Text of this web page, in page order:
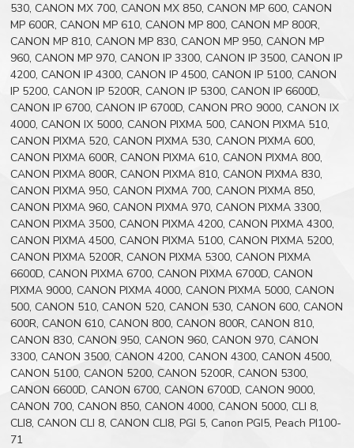
530, CANON MX 700, CANON MX 850, CANON MP 600, CANON
MP 600R, CANON MP 610, CANON MP 800, CANON MP 800R,
CANON MP 810, CANON MP 830, CANON MP 950, CANON MP
960, CANON MP 970, CANON IP 3300, CANON IP 3500, CANON IP
4200, CANON IP 4300, CANON IP 4500, CANON IP 5100, CANON
IP 5200, CANON IP 5200R, CANON IP 5300, CANON IP 6600D,
CANON IP 6700, CANON IP 6700D, CANON PRO 9000, CANON IX
4000, CANON IX 5000, CANON PIXMA 500, CANON PIXMA 510,
CANON PIXMA 520, CANON PIXMA 530, CANON PIXMA 600,
CANON PIXMA 600R, CANON PIXMA 610, CANON PIXMA 800,
CANON PIXMA 800R, CANON PIXMA 810, CANON PIXMA 830,
CANON PIXMA 950, CANON PIXMA 700, CANON PIXMA 850,
CANON PIXMA 960, CANON PIXMA 970, CANON PIXMA 3300,
CANON PIXMA 3500, CANON PIXMA 4200, CANON PIXMA 4300,
CANON PIXMA 4500, CANON PIXMA 5100, CANON PIXMA 5200,
CANON PIXMA 5200R, CANON PIXMA 5300, CANON PIXMA
6600D, CANON PIXMA 6700, CANON PIXMA 6700D, CANON
PIXMA 9000, CANON PIXMA 4000, CANON PIXMA 5000, CANON
500, CANON 510, CANON 520, CANON 530, CANON 600, CANON
600R, CANON 610, CANON 800, CANON 800R, CANON 810,
CANON 830, CANON 950, CANON 960, CANON 970, CANON
3300, CANON 3500, CANON 4200, CANON 4300, CANON 4500,
CANON 5100, CANON 5200, CANON 5200R, CANON 5300,
CANON 6600D, CANON 6700, CANON 6700D, CANON 9000,
CANON 700, CANON 850, CANON 4000, CANON 5000, CLI 8,
CLI8, CANON CLI 8, CANON CLI8, PGI 5, Canon PGI5, Peach PI100-
71